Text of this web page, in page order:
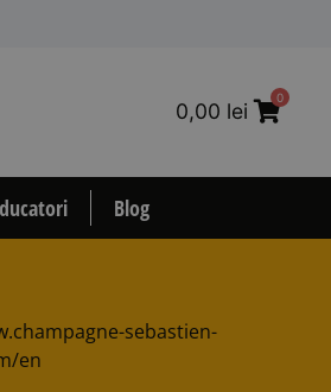
0,00 lei
0
Blog
sebastien-
en